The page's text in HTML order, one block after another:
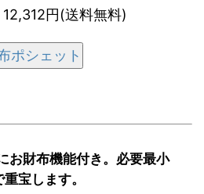
円(送料無料)
ポシェット
お財布機能付き。必要最小
宝します。